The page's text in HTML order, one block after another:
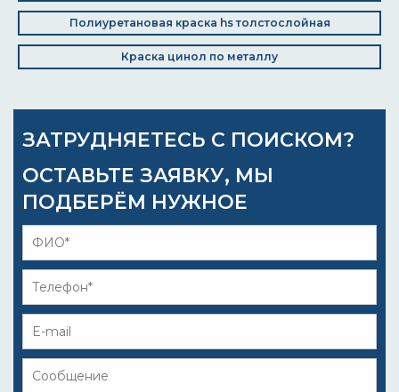
Полиуретановая краска hs толстослойная
Краска цинол по металлу
ЗАТРУДНЯЕТЕСЬ С ПОИСКОМ?
ОСТАВЬТЕ ЗАЯВКУ, МЫ
ПОДБЕРЁМ НУЖНОЕ